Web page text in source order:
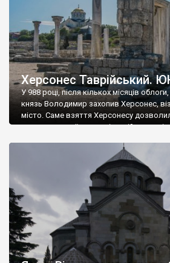
Херсонес Таврійський.
У 988 році, після кількох місяців
князь Володимир захопив Херсонес,
місто. Саме взяття Херсонесу
диктувати свої умови візантійському
Херсонесі Володимир-язичник, став
А потім було Хрещення Русі. На честь